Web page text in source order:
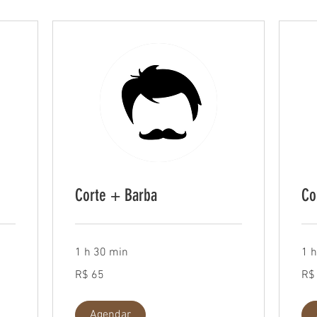
Corte + Barba
1 h 30 min
Reais
R$ 65
1 h